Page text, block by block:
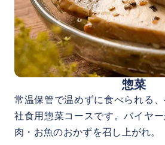
惣菜
常温保管で温めずに食べられる
社食用惣菜コースです。バイヤ
肉・お魚のおかずを召し上がれ。